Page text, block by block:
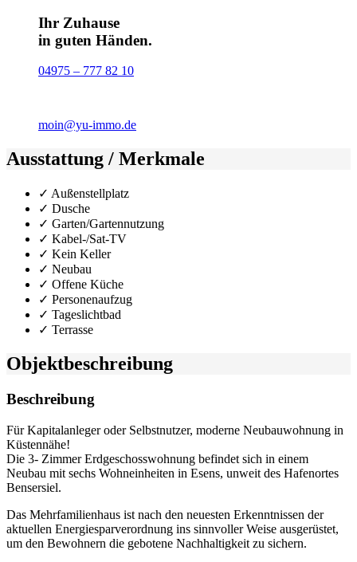
Ihr Zuhause
in guten Händen.
04975 – 777 82 10
moin@yu-immo.de
Ausstattung / Merkmale
✓ Außenstellplatz
✓ Dusche
✓ Garten/Gartennutzung
✓ Kabel-/Sat-TV
✓ Kein Keller
✓ Neubau
✓ Offene Küche
✓ Personenaufzug
✓ Tageslichtbad
✓ Terrasse
Objekt­beschreibung
Beschreibung
Für Kapitalanleger oder Selbstnutzer, moderne Neubauwohnung in
Küstennähe!
Die 3- Zimmer Erdgeschosswohnung befindet sich in einem
Neubau mit sechs Wohneinheiten in Esens, unweit des Hafenortes
Bensersiel.
Das Mehrfamilienhaus ist nach den neuesten Erkenntnissen der
aktuellen Energiesparverordnung ins sinnvoller Weise ausgerüstet,
um den Bewohnern die gebotene Nachhaltigkeit zu sichern.